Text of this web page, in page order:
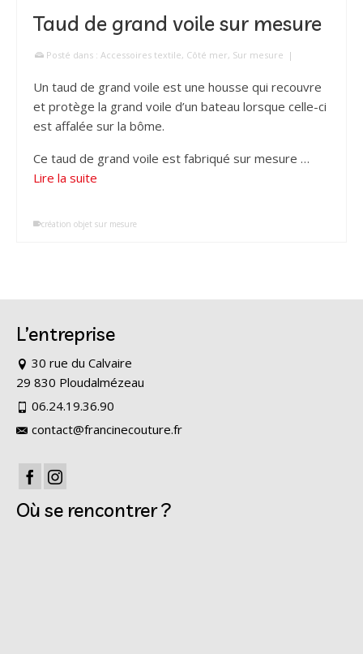
Taud de grand voile sur mesure
Posté dans : Accessoires textile, Côté mer, Sur mesure |
Un taud de grand voile est une housse qui recouvre
et protège la grand voile d’un bateau lorsque celle-ci
est affalée sur la bôme.
Ce taud de grand voile est fabriqué sur mesure …
Lire la suite
création objet sur mesure
L’entreprise
30 rue du Calvaire
29 830 Ploudalmézeau
06.24.19.36.90
contact@francinecouture.fr
Où se rencontrer ?